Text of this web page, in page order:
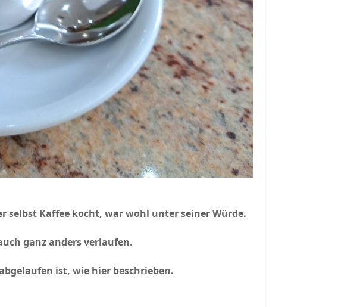
selbst Kaffee kocht, war wohl unter seiner Würde.
ganz anders verlaufen.
ist, wie hier beschrieben.